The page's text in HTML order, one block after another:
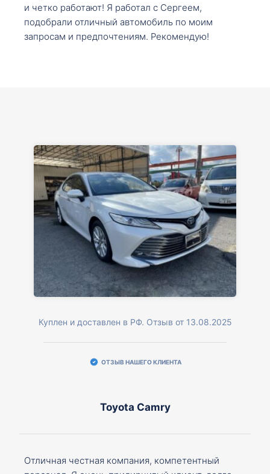
и четко работают! Я работал с Сергеем,
подобрали отличный автомобиль по моим
запросам и предпочтениям. Рекомендую!
Куплен и доставлен в РФ. Отзыв от 13.08.2025
ОТЗЫВ НАШЕГО КЛИЕНТА
Toyota Camry
Отличная честная компания, компетентный